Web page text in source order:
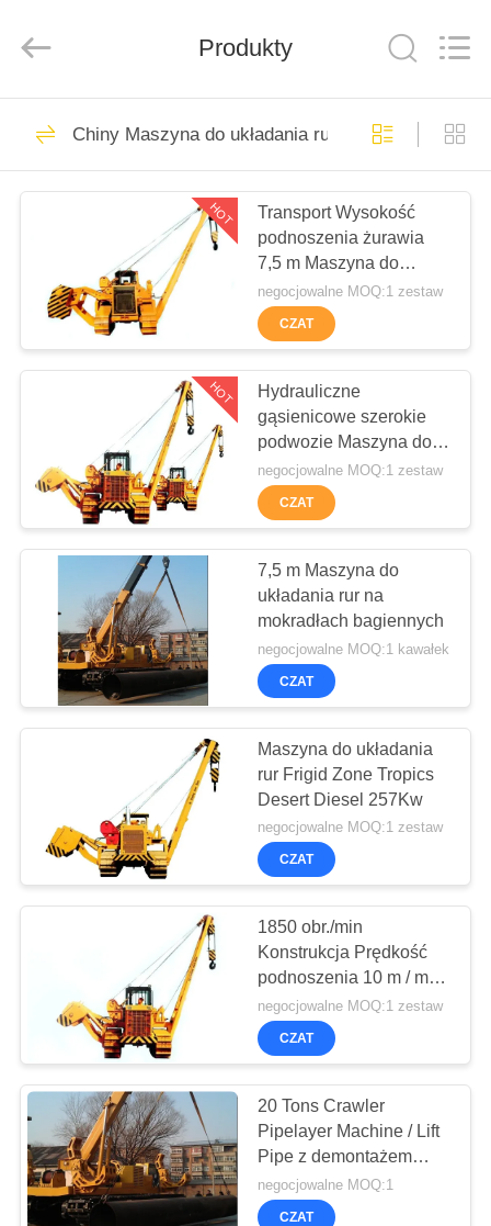
DOM
PRODUKTY
O
WYCIECZKA
PO
FABRYCE
KONTROLA
JAKOŚCI
SKONTAKTUJ
NAMI
POROZMAWIAJ
COMPANY
NEWS
SITEMAP
POLITYKA
PRYWATNOŚCI
Heavy
Industry
Rights
Hydrauliczny
łamacz stosów
Wiertnice obrotowe
68
Core Drilling Rig
Sprzęt CFA
28
Waterwell Wiertnica
47
Produkty
Chiny Maszyna do układania rur
HOT
Transport Wysokość
podnoszenia żurawia
7,5 m Maszyna do
układania rur
negocjowalne MOQ:1 zestaw
CZAT
HOT
Hydrauliczne
gąsienicowe szerokie
podwozie Maszyna do
układania rur o długości
6,5 m
negocjowalne MOQ:1 zestaw
CZAT
7,5 m Maszyna do
układania rur na
mokradłach bagiennych
negocjowalne MOQ:1 kawałek
CZAT
Maszyna do układania
rur Frigid Zone Tropics
Desert Diesel 257Kw
negocjowalne MOQ:1 zestaw
CZAT
1850 obr./min
Konstrukcja Prędkość
podnoszenia 10 m / min
Maszyna do układania
rur
negocjowalne MOQ:1 zestaw
CZAT
20 Tons Crawler
Pipelayer Machine / Lift
Pipe z demontażem
Self-pipe Clamp
negocjowalne MOQ:1
CZAT